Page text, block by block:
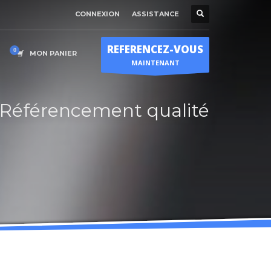
Horaire d'ouverture
Lun-Ven 9:00H - 19:00H
Sam - 9:00H-17:00H
CONNEXION ASSISTANCE
MON PANIER REFERENCEZ-VOUS
MAINTENANT
Référencement qualité